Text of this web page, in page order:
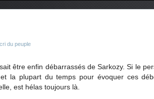
du peuple
être enfin débarrassés de Sarkozy. Si le
la plupart du temps pour évoquer ces
est hélas toujours là.